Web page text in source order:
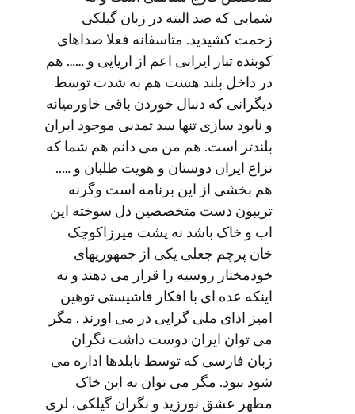
شمایی که صد البته در زبان گیلکی
زحمت کشیدید. متاسفانه فعلا صداهای
کوبنده تبار ایرانی اعم از اریایی و …… هم
در داخل بلند هست هم به شدت توسط
دیگرانی که دنبال خوردن باقی خاورمیانه
و نابود سازی تنها سد تمدنی موجود ایران
بلندتر است. هم من می دانم هم شما که
نزاع ایران دوستان و هویت طلبان و …..
هم بخشی از این برنامه است وگرنه
تریبون دست متخصصین دل سوخته این
اب و خاک باشد نه پشت میرزاکوچک
خان پرچم جعلی یکی از جمهوریهای
خودمختار روسیه را قرار می دهند و نه
اینکه عده ای با افکار فاشیستی توهین
امیز ادای ملی گرایی در می اورند . مگر
می توان ایران دوست داشت نگران
زبان فارسی که توسط نابلدها اداره می
شود نبود. مگر می توان به این خاک
مطهر عشق نورزید و نگران گیلکی، لری